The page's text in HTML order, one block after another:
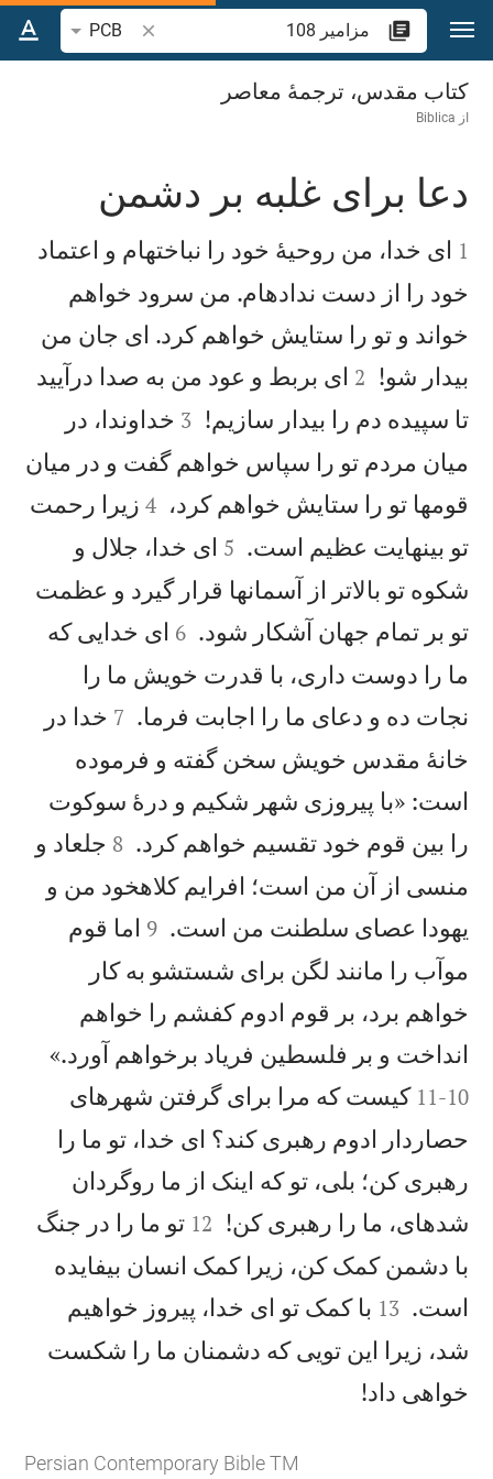
پرش به محتوا
جستجوی آیه یا
PCB
مزامير 108
کتاب مقدس، ترجمۀ معاصر
از Biblica

دعا برای غلبه بر دشمن

1 ای خدا، من روحيهٔ خود را نباختهام و اعتماد
خود را از دست ندادهام. من سرود خواهم
خواند و تو را ستايش خواهم كرد. ای جان من
بيدار شو! 

2 ای بربط و عود من به صدا درآييد
تا سپيده دم را بيدار سازيم! 

3 خداوندا، در
ميان مردم تو را سپاس خواهم گفت و در ميان
قومها تو را ستايش خواهم كرد، 

4 زيرا رحمت
تو بینهايت عظيم است. 

5 ای خدا، جلال و
شكوه تو بالاتر از آسمانها قرار گيرد و عظمت
تو بر تمام جهان آشكار شود. 

6 ای خدايی كه
ما را دوست داری، با قدرت خويش ما را
نجات ده و دعای ما را اجابت فرما. 

7 خدا در
خانهٔ مقدس خويش سخن گفته و فرموده
است: «با پيروزی شهر شكيم و درهٔ سوكوت
را بين قوم خود تقسيم خواهم كرد. 

8 جلعاد و
منسی از آن من است؛ افرايم كلاهخود من و
يهودا عصای سلطنت من است. 

9 اما قوم
موآب را مانند لگن برای شستشو به کار
خواهم برد، بر قوم ادوم كفشم را خواهم
انداخت و بر فلسطين فرياد برخواهم آورد.»
10
-
11 كيست كه مرا برای گرفتن شهرهای
حصاردار ادوم رهبری كند؟ ای خدا، تو ما را
رهبری كن؛ بلی، تو كه اينک از ما روگردان
شدهای، ما را رهبری كن! 

12 تو ما را در جنگ
با دشمن كمک كن، زيرا كمک انسان بیفايده
است. 

13 با كمک تو ای خدا، پيروز خواهيم
شد، زيرا اين تويی كه دشمنان ما را شكست
خواهی داد!
Persian Contemporary Bible TM